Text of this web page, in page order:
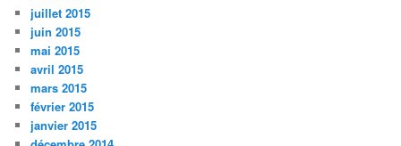
juillet 2015
juin 2015
mai 2015
avril 2015
mars 2015
février 2015
janvier 2015